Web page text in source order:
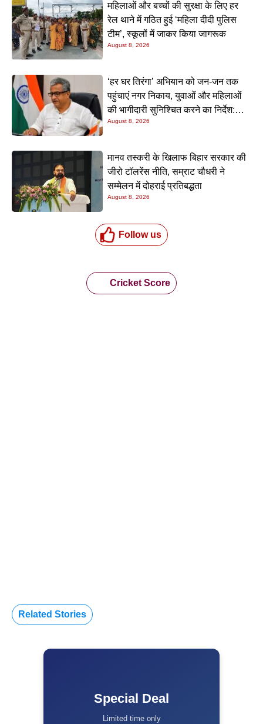
महिलाओं और बच्चों की सुरक्षा के लिए हर
रेल थाने में गठित हुई ‘महिला दीदी पुलिस
टीम’, स्कूलों में जाकर किया जागरूक
August 8, 2026
‘हर घर तिरंगा’ अभियान को जन-जन तक
पहुंचाएं नगर निकाय, युवाओं और महिलाओं
की भागीदारी सुनिश्चित करने का निर्देश:
नीतीश मिश्रा
August 8, 2026
मानव तस्करी के खिलाफ बिहार सरकार की
जीरो टॉलरेंस नीति, सम्राट चौधरी ने
सम्मेलन में दोहराई प्रतिबद्धता
August 8, 2026
Follow us
Cricket Score
Related Stories
Special Deal
Limited time only